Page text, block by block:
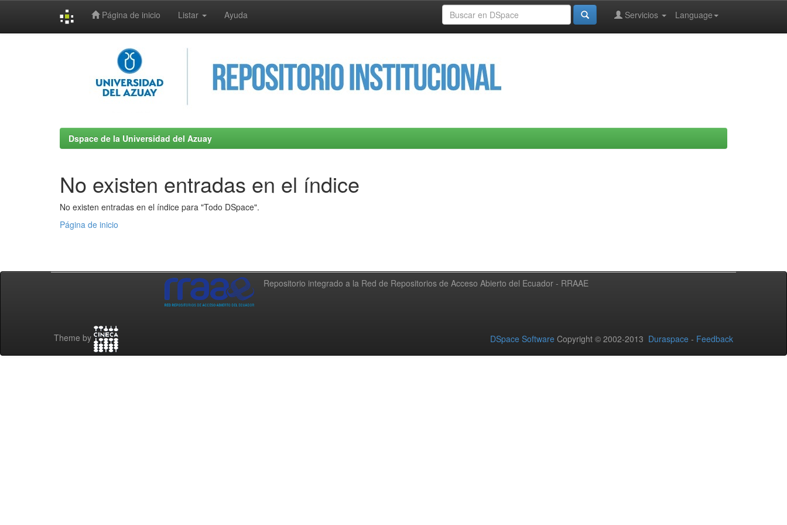
Página de inicio Listar Ayuda Language
Servicios
Dspace de la Universidad del Azuay
No existen entradas en el índice
No existen entradas en el índice para "Todo DSpace".
Página de inicio
Repositorio integrado a la Red de Repositorios de Acceso Abierto del Ecuador - RRAAE
Theme by DSpace Software Copyright © 2002-2013 Duraspace - Feedback